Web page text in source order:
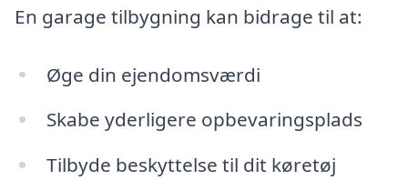
En garage tilbygning kan bidrage til at:
Øge din ejendomsværdi
Skabe yderligere opbevaringsplads
Tilbyde beskyttelse til dit køretøj